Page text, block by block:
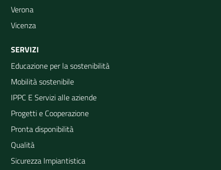
Verona
Vicenza
SERVIZI
Educazione per la sostenibilità
Mobilità sostenibile
IPPC E Servizi alle aziende
Progetti e Cooperazione
Pronta disponibilità
Qualità
Sicurezza Impiantistica